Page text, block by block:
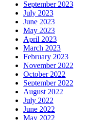
September 2023
July 2023
June 2023
May 2023
April 2023
March 2023
February 2023
November 2022
October 2022
September 2022
August 2022
July 2022
June 2022
May 2022